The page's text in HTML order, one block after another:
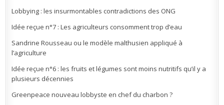
Lobbying : les insurmontables contradictions des ONG
Idée reçue n°7 : Les agriculteurs consomment trop d’eau
Sandrine Rousseau ou le modèle malthusien appliqué à
l’agriculture
Idée reçue n°6 : les fruits et légumes sont moins nutritifs qu’il y a
plusieurs décennies
Greenpeace nouveau lobbyste en chef du charbon ?